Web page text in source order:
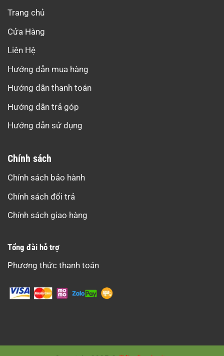
Trang chủ
Cửa Hàng
Liên Hệ
Hướng dẫn mua hàng
Hướng dẫn thanh toán
Hướng dẫn trả góp
Hướng dẫn sử dụng
Chính sách
Chính sách bảo hành
Chính sách đổi trả
Chính sách giao hàng
Tổng đài hỗ trợ
Phương thức thanh toán